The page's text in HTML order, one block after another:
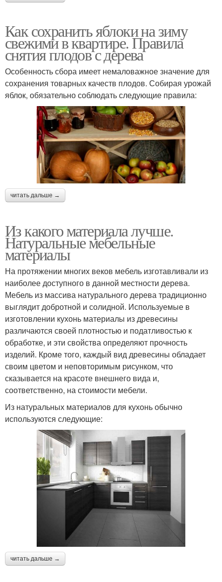
Как сохранить яблоки на зиму
свежими в квартире. Правила
снятия плодов с дерева
Особенность сбора имеет немаловажное значение для
сохранения товарных качеств плодов. Собирая урожай
яблок, обязательно соблюдать следующие правила:
читать дальше →
Из какого материала лучше.
Натуральные мебельные
материалы
На протяжении многих веков мебель изготавливали из
наиболее доступного в данной местности дерева.
Мебель из массива натурального дерева традиционно
выглядит добротной и солидной. Используемые в
изготовлении кухонь материалы из древесины
различаются своей плотностью и податливостью к
обработке, и эти свойства определяют прочность
изделий. Кроме того, каждый вид древесины обладает
своим цветом и неповторимым рисунком, что
сказывается на красоте внешнего вида и,
соответственно, на стоимости мебели.
Из натуральных материалов для кухонь обычно
используются следующие:
читать дальше →